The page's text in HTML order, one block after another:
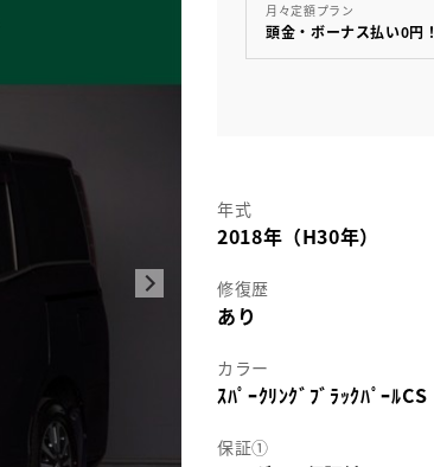
月々定額プラン
頭金・ボーナス払い0円！
年式
2018年（H30年）
修復歴
あり
カラー
ｽﾊﾟｰｸﾘﾝｸﾞﾌﾞﾗｯｸﾊﾟｰﾙCS
保証①